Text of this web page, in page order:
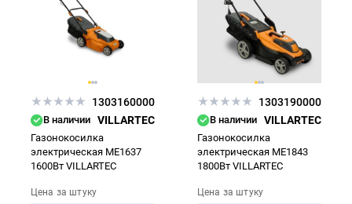
1303160000
В наличии VILLARTEC
Газонокосилка
электрическая ME1637
1600Вт VILLARTEC
Цена за штуку
1303190000
В наличии VILLARTEC
Газонокосилка
электрическая ME1843
1800Вт VILLARTEC
Цена за штуку